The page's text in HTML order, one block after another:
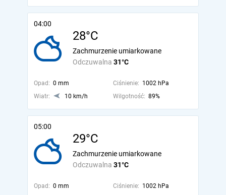
04:00
28°C
Odczuwalna 31°C
Zachmurzenie umiarkowane
Opad: 0 mm Ciśnienie: 1002 hPa
Wiatr:
10 km/h Wilgotność: 89%
05:00
29°C
Odczuwalna 31°C
Zachmurzenie umiarkowane
Opad: 0 mm Ciśnienie: 1002 hPa